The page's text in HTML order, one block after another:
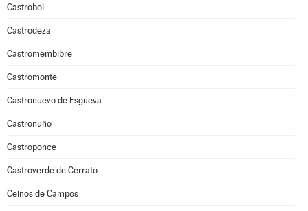
Castrobol
Castrodeza
Castromembibre
Castromonte
Castronuevo de Esgueva
Castronuño
Castroponce
Castroverde de Cerrato
Ceinos de Campos